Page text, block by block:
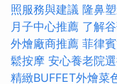
照服務與建議 隆鼻
月子中心推薦 了解
外燴廠商推薦 菲律
鬆按摩 安心養老院
精緻BUFFET外燴菜